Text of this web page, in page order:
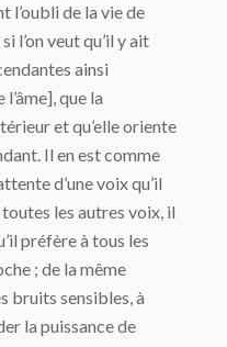
l’oubli de la vie de
l’on veut qu’il y ait
ainsi
que la
et qu’elle oriente
Il en est comme
d’une voix qu’il
les autres voix, il
préfère à tous les
; de la même
bruits sensibles, à
la puissance de